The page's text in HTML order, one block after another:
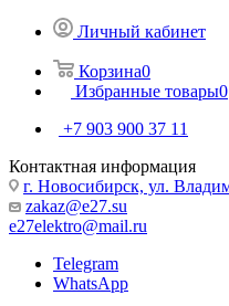
Личный кабинет
Корзина0
Избранные товары0
+7 903 900 37 11
Контактная информация
г. Новосибирск, ул.
zakaz@e27.su
e27elektro@mail.ru
Telegram
WhatsApp